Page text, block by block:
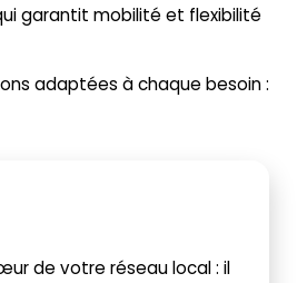
garantit mobilité et flexibilité
adaptées à chaque besoin :
de votre réseau local : il